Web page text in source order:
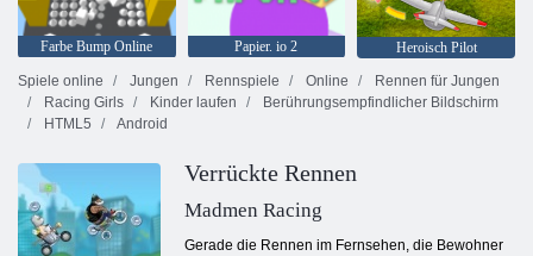
Farbe Bump Online Papier. io 2
Heroisch Pilot
Spiele online
Jungen Rennspiele Online
Rennen für Jungen
Racing Girls
Kinder laufen
Berührungsempfindlicher Bildschirm
HTML5
Android
Verrückte Rennen
Madmen Racing
Gerade die Rennen im Fernsehen, die Bewohner